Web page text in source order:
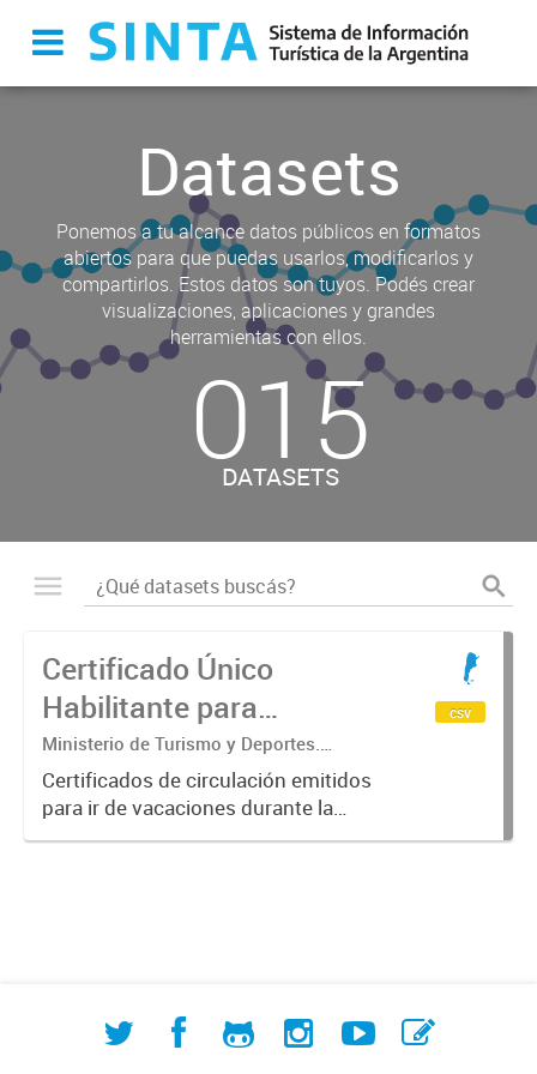
Datasets
Ponemos a tu alcance datos públicos en formatos
abiertos para que puedas usarlos, modificarlos y
compartirlos. Estos datos son tuyos. Podés crear
visualizaciones, aplicaciones y grandes
herramientas con ellos.
015
DATASETS
Certificado Único
Habilitante para
Circulación (CUHC) -
VERANO
Ministerio de Turismo y Deportes.
Subsecretaría de Desarrollo Estratégico.
Dirección Nacional de Mercados y
Estadística
Certificados de circulación emitidos
para ir de vacaciones durante la
emergencia sanitaria
csv